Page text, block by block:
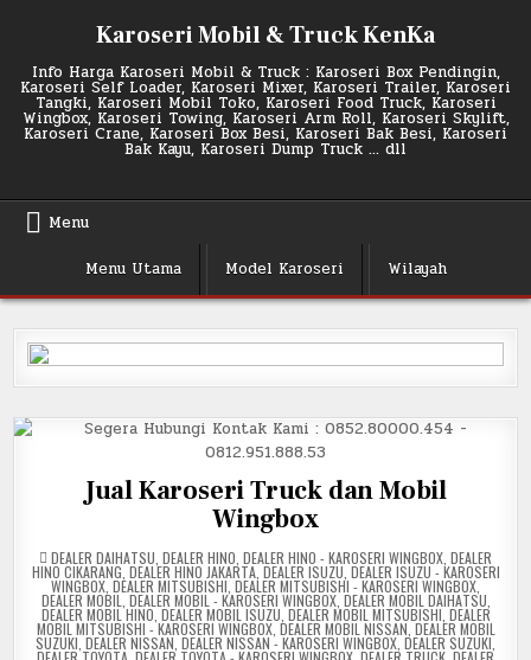
Karoseri Mobil & Truck KenKa
Info Harga Karoseri Mobil & Truck : Karoseri Box Pendingin,
Karoseri Self Loader, Karoseri Mixer, Karoseri Trailer, Karoseri
Tangki, Karoseri Mobil Toko, Karoseri Food Truck, Karoseri
Wingbox, Karoseri Towing, Karoseri Arm Roll, Karoseri Skylift,
Karoseri Crane, Karoseri Box Besi, Karoseri Bak Besi, Karoseri
Bak Kayu, Karoseri Dump Truck … dll
Menu
Menu Utama
Model Karoseri Wilayah
Jual Karoseri Truck dan Mobil
Wingbox
POSTED
IN
DEALER DAIHATSU DEALER HINO DEALER HINO - KAROSERI WINGBOX DEALER
HINO CIKARANG DEALER HINO JAKARTA, DEALER ISUZU DEALER ISUZU - KAROSERI
WINGBOX DEALER MITSUBISHI DEALER MITSUBISHI - KAROSERI WINGBOX
DEALER MOBIL DEALER MOBIL - KAROSERI WINGBOX, DEALER MOBIL DAIHATSU
DEALER MOBIL HINO DEALER MOBIL ISUZU DEALER MOBIL MITSUBISHI DEALER
MOBIL MITSUBISHI - KAROSERI WINGBOX, DEALER MOBIL NISSAN DEALER MOBIL
SUZUKI DEALER NISSAN DEALER NISSAN - KAROSERI WINGBOX DEALER SUZUKI